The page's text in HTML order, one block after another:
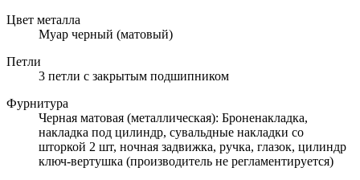
Цвет металла
Муар черный (матовый)
Петли
3 петли с закрытым подшипником
Фурнитура
Черная матовая (металлическая): Броненакладка,
накладка под цилиндр, сувальдные накладки со
шторкой 2 шт, ночная задвижка, ручка, глазок, цилиндр
ключ-вертушка (производитель не регламентируется)